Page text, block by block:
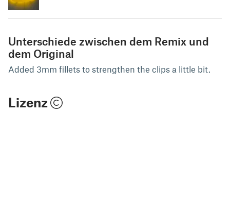
Unterschiede zwischen dem Remix und
dem Original
Added 3mm fillets to strengthen the clips a little bit.
Lizenz